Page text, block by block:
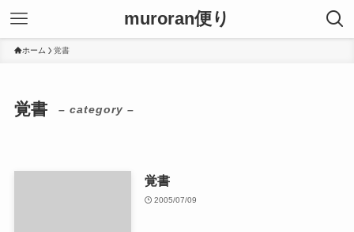
muroran便り
ホーム 覚書
覚書 – category –
覚書
2005/07/09